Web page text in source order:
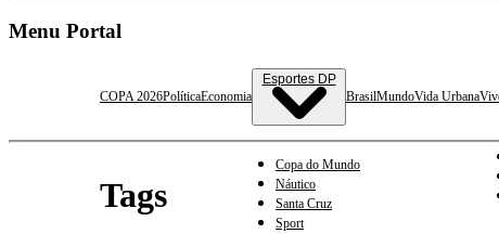
Menu Portal
COPA 2026PolíticaEconomia
Esportes DP
Copa do Mundo
Náutico
Santa Cruz
Sport
BrasilMundoVida Urbana
Tags